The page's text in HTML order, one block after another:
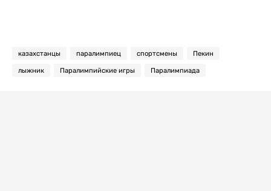
казахстанцы паралимпиец спортсмены Пекин
лыжник Паралимпийские игры Паралимпиада